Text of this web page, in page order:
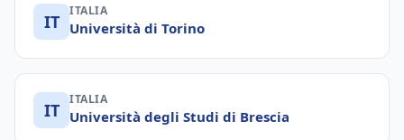
IT
ITALIA
Università di Torino
IT
ITALIA
Università degli Studi di Brescia